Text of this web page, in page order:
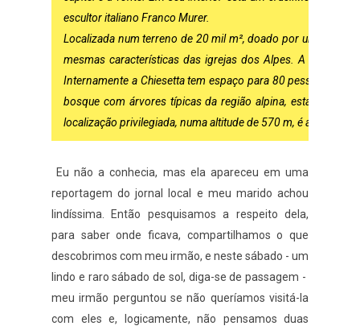
escultor italiano Franco Murer.
Localizada num terreno de 20 mil m², doado por uma
mesmas características das igrejas dos Alpes. A área
Internamente a Chiesetta tem espaço para 80 pessoas
bosque com árvores típicas da região alpina,
localização privilegiada, numa altitude de 570 m, é avistada
Eu não a conhecia, mas ela apareceu em uma
reportagem do jornal local e meu marido achou
lindíssima. Então pesquisamos a respeito dela,
para saber onde ficava, compartilhamos o que
descobrimos com meu irmão, e neste sábado - um
lindo e raro sábado de sol, diga-se de passagem -
meu irmão perguntou se não queríamos visitá-la
com eles e, logicamente, não pensamos duas